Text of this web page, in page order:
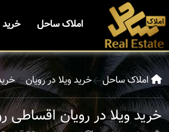
املاک ساحل
املاک ساحل خرید ویلا در رویان
خرید ویلا در رویان اقساطی